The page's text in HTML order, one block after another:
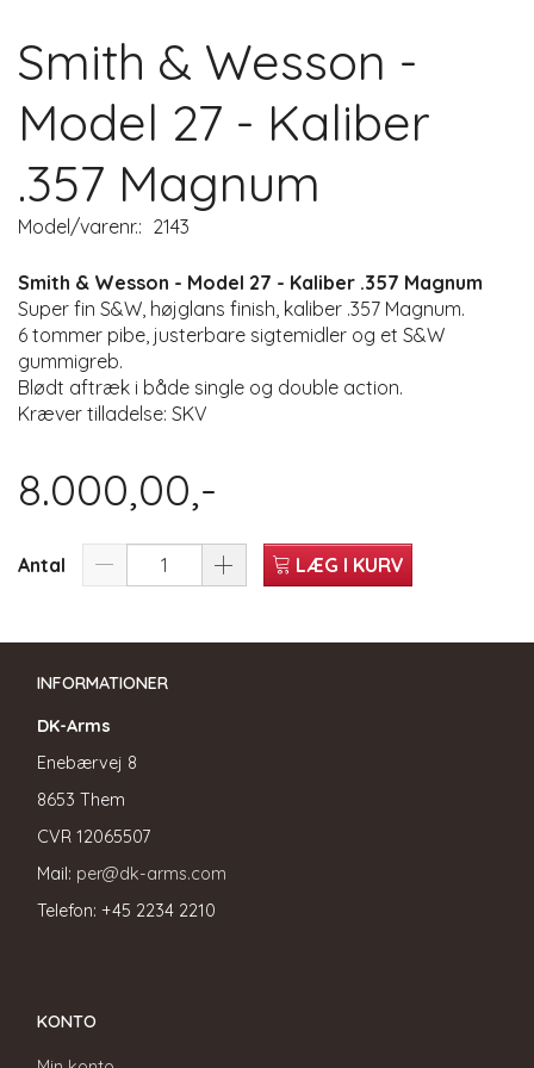
Smith & Wesson -
Model 27 - Kaliber
.357 Magnum
Model/varenr.: 2143
Smith & Wesson - Model 27 - Kaliber .357 Magnum
Super fin S&W, højglans finish, kaliber .357 Magnum.
6 tommer pibe, justerbare sigtemidler og et S&W
gummigreb.
Blødt aftræk i både single og double action.
Kræver tilladelse: SKV
8.000,00,-
Antal LÆG I KURV
INFORMATIONER
DK-Arms
Enebærvej 8
8653 Them
CVR 12065507
Mail: per@dk-arms.com
Telefon: +45 2234 2210
KONTO